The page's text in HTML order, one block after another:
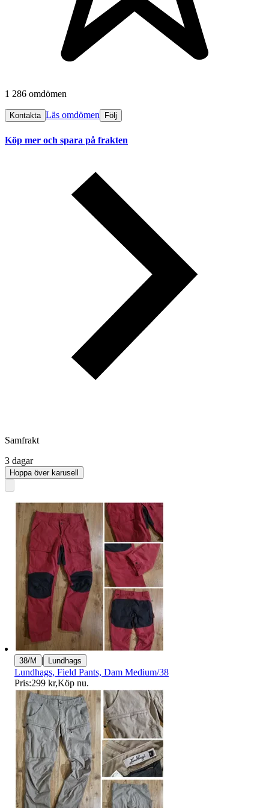
1 286 omdömen
Kontakta Läs omdömen Följ
Köp mer och spara på frakten
Samfrakt
3 dagar
Hoppa över karusell
38/M | Lundhags
Lundhags, Field Pants, Dam Medium/38
Pris:299 kr,Köp nu.